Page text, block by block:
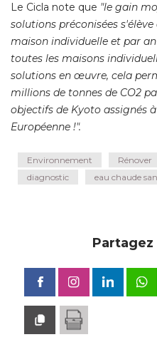
Le Cicla note que "le gain
solutions préconisées
maison individuelle et par
toutes les maisons
solutions en œuvre, cela
millions de tonnes de CO2
objectifs de Kyoto assignés
Européenne !".
Environnement Rénover
diagnostic
eau chaude